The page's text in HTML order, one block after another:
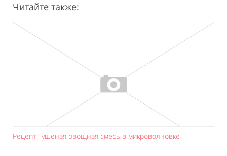
Читайте также:
Рецепт Тушеная овощная смесь в микроволновке